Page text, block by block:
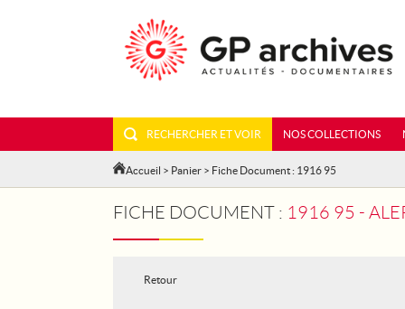
RECHERCHER ET VOIR NOS COLLECTIONS
Accueil > Panier > Fiche Document : 1916 95
FICHE DOCUMENT : 1916 95 -
Retour